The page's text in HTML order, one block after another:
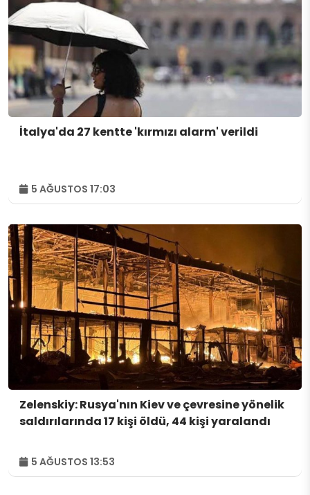
İtalya'da 27 kentte 'kırmızı alarm' verildi
5 AĞUSTOS 17:03
Zelenskiy: Rusya'nın Kiev ve çevresine yönelik
saldırılarında 17 kişi öldü, 44 kişi yaralandı
5 AĞUSTOS 13:53